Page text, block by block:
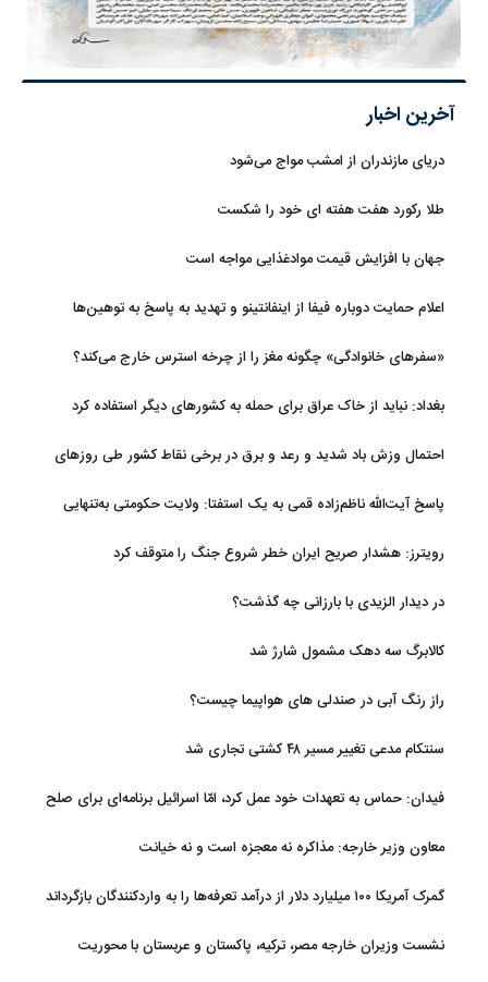
آخرین اخبار
دریای مازندران از امشب مواج می‌شود
طلا رکورد هفت هفته ای خود را شکست
جهان با افزایش قیمت موادغذایی مواجه است
اعلام حمایت دوباره فیفا از اینفانتینو و تهدید به پاسخ به توهین‌ها
«سفرهای خانوادگی» چگونه مغز را از چرخه استرس خارج می‌کند؟
بغداد: نباید از خاک عراق برای حمله به کشورهای دیگر استفاده کرد
احتمال وزش باد شدید و رعد و برق در برخی نقاط کشور طی روزهای
پاسخ آیت‌الله ناظم‌زاده قمی به یک استفتا: ولایت حکومتی به‌تنهایی
رویترز: هشدار صریح ایران خطر شروع جنگ را متوقف کرد
در دیدار الزیدی با بارزانی چه گذشت؟
کالابرگ سه دهک مشمول شارژ شد
راز رنگ آبی در صندلی های هواپیما چیست؟
سنتکام مدعی تغییر مسیر ۴۸ کشتی تجاری شد
فیدان: حماس به تعهدات خود عمل کرد، امّا اسرائیل برنامه‌ای برای صلح
معاون وزیر خارجه: مذاکره نه معجزه است و نه خیانت
گمرک آمریکا ۱۰۰ میلیارد دلار از درآمد تعرفه‌ها را به واردکنندگان بازگرداند
نشست وزیران خارجه مصر، ترکیه، پاکستان و عربستان با محوریت